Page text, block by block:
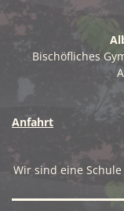
Bischöfliches
Anfahrt
Wir sind eine